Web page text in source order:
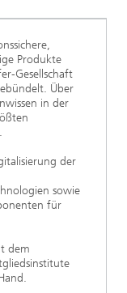
Produkte
Gesellschaft
Über
in der
der
sowie
für
dem